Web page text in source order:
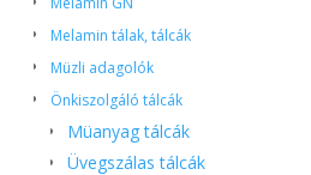
Melamin tálak, tálcák
Müzli adagolók
Önkiszolgáló tálcák
Müanyag tálcák
Üvegszálas tálcák